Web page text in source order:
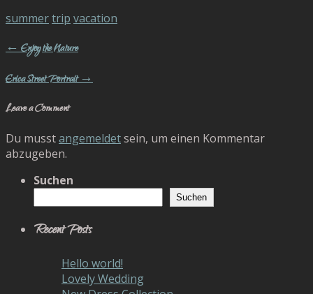
summertrip vacation
← Enjoy the Nature
Erica Street Portrait →
Leave a Comment
Du musstangemeldetsein, um einen Kommentar
abzugeben.
Suchen
Suchen
Recent Posts
Hello world!
Lovely Wedding